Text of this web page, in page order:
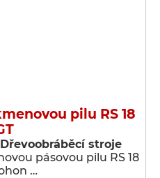
pilu RS 18
stroje
pásovou pilu RS 18
…